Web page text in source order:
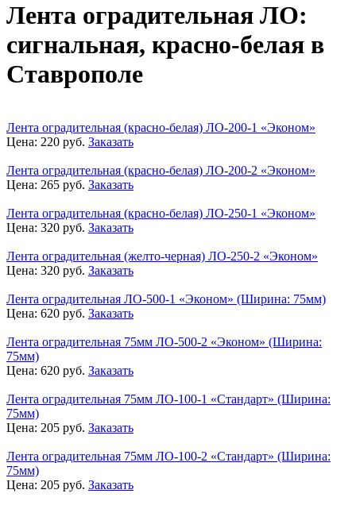
Лента оградительная ЛО:
сигнальная, красно-белая в
Ставрополе
Лента оградительная (красно-белая) ЛО-200-1 «Эконом»
Цена: 220 руб. Заказать
Лента оградительная (красно-белая) ЛО-200-2 «Эконом»
Цена: 265 руб. Заказать
Лента оградительная (красно-белая) ЛО-250-1 «Эконом»
Цена: 320 руб. Заказать
Лента оградительная (желто-черная) ЛО-250-2 «Эконом»
Цена: 320 руб. Заказать
Лента оградительная ЛО-500-1 «Эконом» (Ширина: 75мм)
Цена: 620 руб. Заказать
Лента оградительная 75мм ЛО-500-2 «Эконом» (Ширина:
75мм)
Цена: 620 руб. Заказать
Лента оградительная 75мм ЛО-100-1 «Стандарт» (Ширина:
75мм)
Цена: 205 руб. Заказать
Лента оградительная 75мм ЛО-100-2 «Стандарт» (Ширина:
75мм)
Цена: 205 руб. Заказать